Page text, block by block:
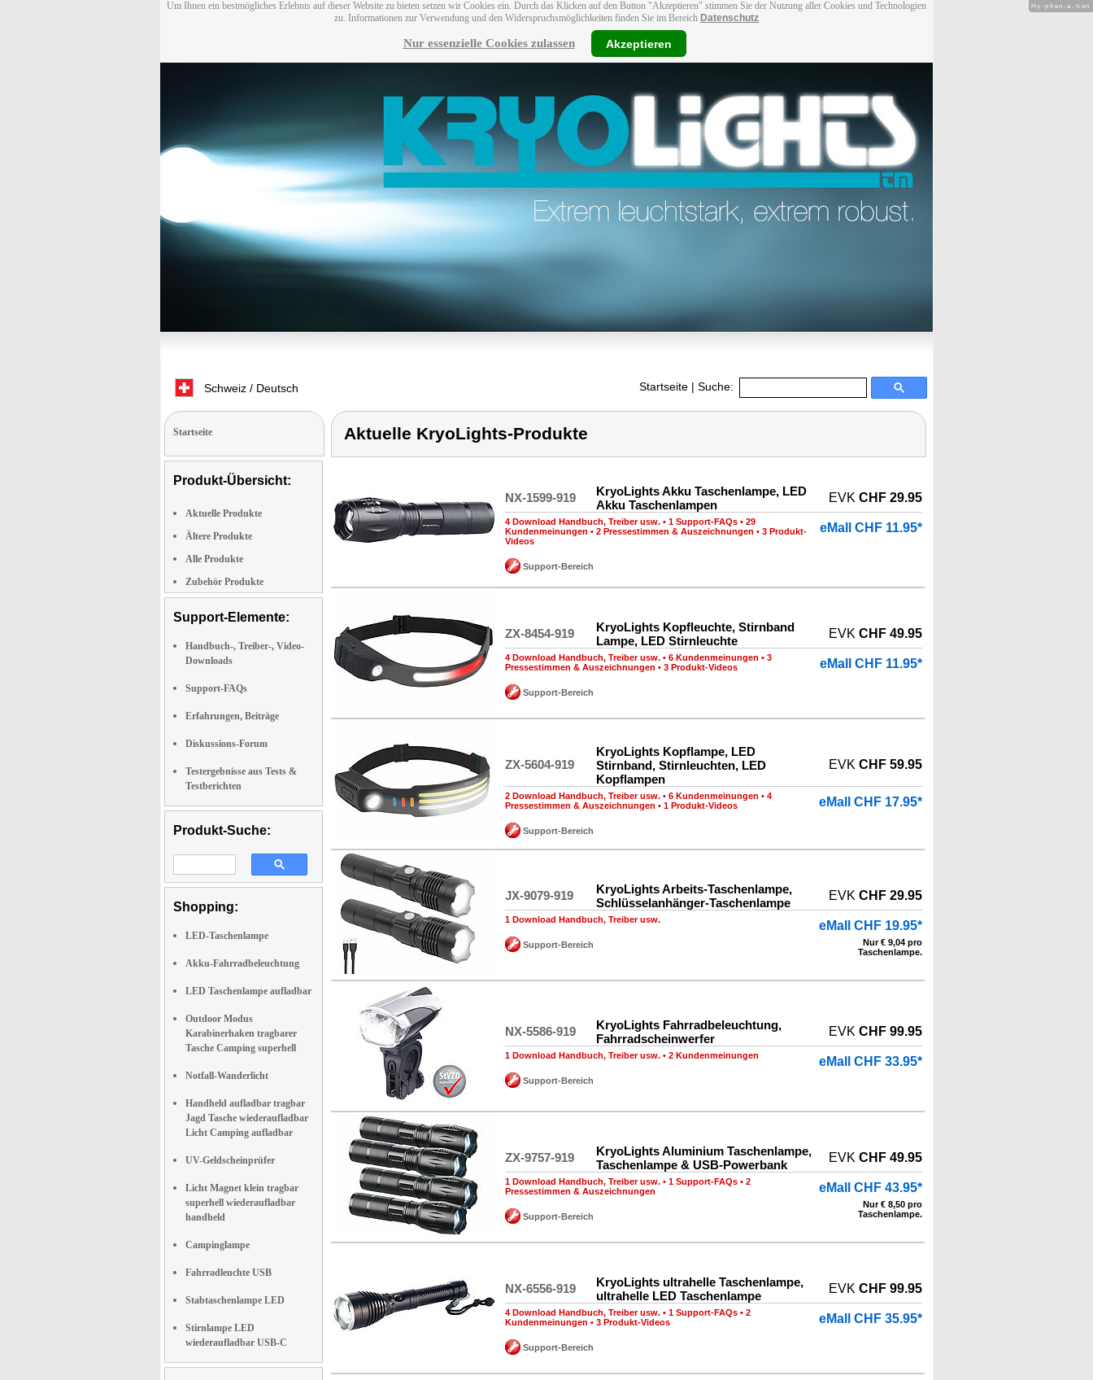
Um Ihnen ein bestmögliches Erlebnis auf dieser Website zu bieten setzen wir Cookies ein. Durch das Klicken auf den Button "Akzeptieren" stimmen Sie der Nutzung aller Cookies und Technologien
zu. Informationen zur Verwendung und den Widerspruchsmöglichkeiten finden Sie im Bereich Datenschutz
Nur essenzielle Cookies zulassen Akzeptieren
Schweiz / Deutsch Startseite | Suche:
Startseite
Produkt-Übersicht:
Aktuelle Produkte
Ältere Produkte
Alle Produkte
Zubehör Produkte
Support-Elemente:
Handbuch-, Treiber-, Video-
Downloads
Support-FAQs
Erfahrungen, Beiträge
Diskussions-Forum
Testergebnisse aus Tests &
Testberichten
Produkt-Suche:
Shopping:
LED-Taschenlampe
Akku-Fahrradbeleuchtung
LED Taschenlampe aufladbar
Outdoor Modus
Karabinerhaken tragbarer
Tasche Camping superhell
Notfall-Wanderlicht
Handheld aufladbar tragbar
Jagd Tasche wiederaufladbar
Licht Camping aufladbar
UV-Geldscheinprüfer
Licht Magnet klein tragbar
superhell wiederaufladbar
handheld
Campinglampe
Fahrradleuchte USB
Stabtaschenlampe LED
Stirnlampe LED
wiederaufladbar USB-C
Aktuelle KryoLights-Produkte
NX-1599-919
KryoLights Akku Taschenlampe, LED
Akku Taschenlampen
EVK CHF 29.95
4 Download Handbuch, Treiber usw. • 1 Support-FAQs • 29
Kundenmeinungen • 2 Pressestimmen & Auszeichnungen • 3 Produkt-
Videos
Support-Bereich
eMall CHF 11.95*
ZX-8454-919
KryoLights Kopfleuchte, Stirnband
Lampe, LED Stirnleuchte
EVK CHF 49.95
4 Download Handbuch, Treiber usw. • 6 Kundenmeinungen • 3
Pressestimmen & Auszeichnungen • 3 Produkt-Videos
Support-Bereich
eMall CHF 11.95*
ZX-5604-919
KryoLights Kopflampe, LED
Stirnband, Stirnleuchten, LED
Kopflampen
EVK CHF 59.95
2 Download Handbuch, Treiber usw. • 6 Kundenmeinungen • 4
Pressestimmen & Auszeichnungen • 1 Produkt-Videos
Support-Bereich
eMall CHF 17.95*
JX-9079-919
KryoLights Arbeits-Taschenlampe,
Schlüsselanhänger-Taschenlampe
EVK CHF 29.95
1 Download Handbuch, Treiber usw.
Support-Bereich
eMall CHF 19.95*
Nur € 9,04 pro
Taschenlampe.
NX-5586-919
KryoLights Fahrradbeleuchtung,
Fahrradscheinwerfer
EVK CHF 99.95
1 Download Handbuch, Treiber usw. • 2 Kundenmeinungen
Support-Bereich
eMall CHF 33.95*
ZX-9757-919
KryoLights Aluminium Taschenlampe,
Taschenlampe & USB-Powerbank
EVK CHF 49.95
1 Download Handbuch, Treiber usw. • 1 Support-FAQs • 2
Pressestimmen & Auszeichnungen
Support-Bereich
eMall CHF 43.95*
Nur € 8,50 pro
Taschenlampe.
NX-6556-919
KryoLights ultrahelle Taschenlampe,
ultrahelle LED Taschenlampe
EVK CHF 99.95
4 Download Handbuch, Treiber usw. • 1 Support-FAQs • 2
Kundenmeinungen • 3 Produkt-Videos
Support-Bereich
eMall CHF 35.95*
Hy-phen-a-tion